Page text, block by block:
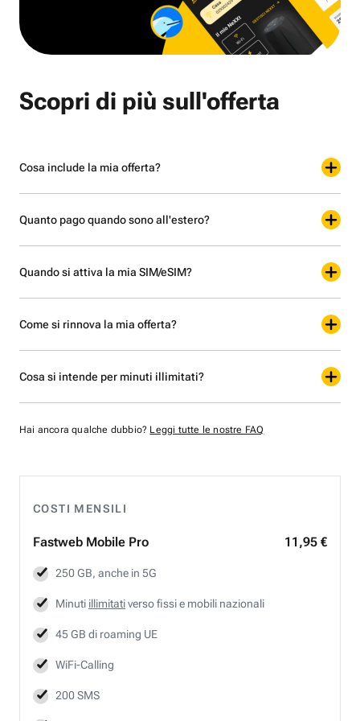
COSTI MENSILI
Fastweb Mobile Pro 11,95 €
250 GB, anche in 5G
Minuti illimitativerso fissi e mobili nazionali
45 GB di roaming UE
WiFi-Calling
200 SMS
Scopri di più sull'offerta
Cosa include la mia offerta?
Quanto pago quando sono all'estero?
Quando si attiva la mia SIM/eSIM?
Come si rinnova la mia offerta?
Cosa si intende per minuti illimitati?
Hai ancora qualche dubbio? Leggi tutte le nostre FAQ